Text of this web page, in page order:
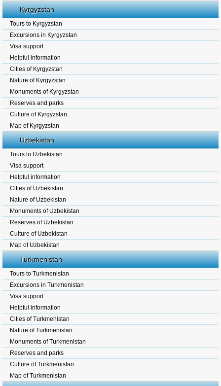
Kyrgyzstan
Tours to Kyrgyzstan
Excursions in Kyrgyzstan
Visa support
Helpful information
Cities of Kyrgyzstan
Nature of Kyrgyzstan
Monuments of Kyrgyzstan
Reserves and parks
Culture of Kyrgyzstan.
Map of Kyrgyzstan
Uzbekistan
Tours to Uzbekistan
Visa support
Helpful information
Cities of Uzbekistan
Nature of Uzbekistan
Monuments of Uzbekistan
Reserves of Uzbekistan
Culture of Uzbekistan
Map of Uzbekistan
Turkmenistan
Tours to Turkmenistan
Excursions in Turkmenistan
Visa support
Helpful information
Cities of Turkmenistan
Nature of Turkmenistan
Monuments of Turkmenistan
Reserves and parks
Culture of Turkmenistan
Map of Turkmenistan